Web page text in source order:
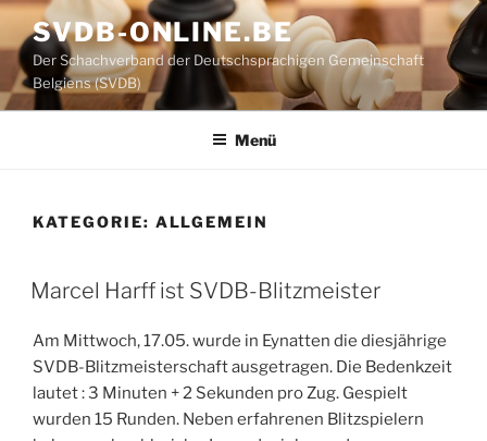
Zum
Inhalt
springen
SVDB-ONLINE.BE
Der Schachverband der Deutschsprachigen Gemeinschaft
Belgiens (SVDB)
Menü
KATEGORIE: ALLGEMEIN
Marcel Harff ist SVDB-Blitzmeister
Am Mittwoch, 17.05. wurde in Eynatten die diesjährige
SVDB-Blitzmeisterschaft ausgetragen. Die Bedenkzeit
lautet : 3 Minuten + 2 Sekunden pro Zug. Gespielt
wurden 15 Runden. Neben erfahrenen Blitzspielern